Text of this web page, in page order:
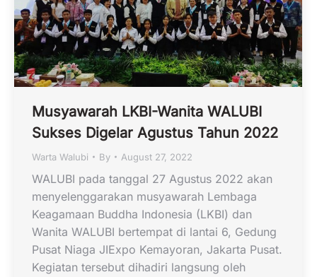
Musyawarah LKBI-Wanita WALUBI
Sukses Digelar Agustus Tahun 2022
Warta Walubi By August 27, 2022
WALUBI pada tanggal 27 Agustus 2022 akan
menyelenggarakan musyawarah Lembaga
Keagamaan Buddha Indonesia (LKBI) dan
Wanita WALUBI bertempat di lantai 6, Gedung
Pusat Niaga JIExpo Kemayoran, Jakarta Pusat.
Kegiatan tersebut dihadiri langsung oleh